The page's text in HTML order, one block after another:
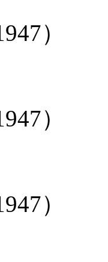
）
）
）